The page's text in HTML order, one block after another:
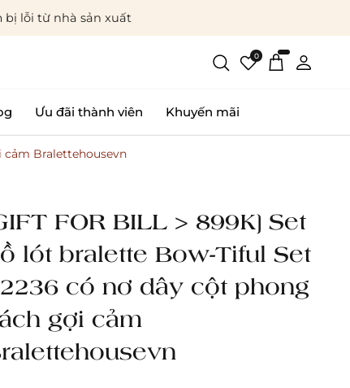
bị lỗi từ nhà sản xuất
0
Ưu đãi thành viên Khuyến mãi
cảm Bralettehousevn
FOR BILL > 899K] Set
lót bralette Bow-Tiful Set
có nơ dây cột phong
gợi cảm